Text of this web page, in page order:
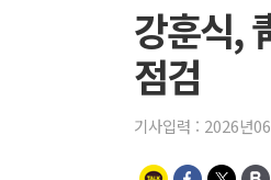
강훈식,
점검
기사입력 : 2026년